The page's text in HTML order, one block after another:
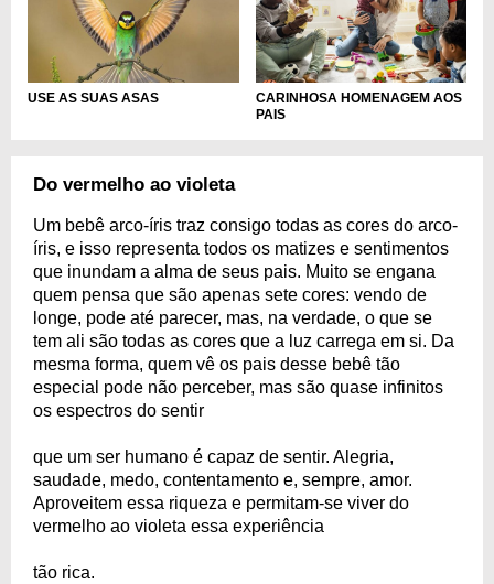
USE AS SUAS ASAS
CARINHOSA HOMENAGEM AOS
PAIS
Do vermelho ao violeta
Um bebê arco-íris traz consigo todas as cores do arco-
íris, e isso representa todos os matizes e sentimentos
que inundam a alma de seus pais. Muito se engana
quem pensa que são apenas sete cores: vendo de
longe, pode até parecer, mas, na verdade, o que se
tem ali são todas as cores que a luz carrega em si. Da
mesma forma, quem vê os pais desse bebê tão
especial pode não perceber, mas são quase infinitos
os espectros do sentir
que um ser humano é capaz de sentir. Alegria,
saudade, medo, contentamento e, sempre, amor.
Aproveitem essa riqueza e permitam-se viver do
vermelho ao violeta essa experiência
tão rica.